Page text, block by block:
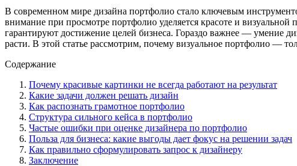
В современном мире дизайна портфолио стало ключевым
внимание при просмотре портфолио уделяется красоте и
гарантируют достижение целей бизнеса. Гораздо важнее — умение
расти. В этой статье рассмотрим, почему визуальное портфолио —
Содержание
Почему красивые картинки не всегда работают на результат
Какие задачи должен решать дизайн
Как распознать грамотное портфолио
Структура сильного кейса в портфолио
Частые ошибки при оценке дизайнера по портфолио
Польза для бизнеса: какие выгоды дает фокус на решении задач
Как правильно сформулировать запрос к дизайнеру
Заключение